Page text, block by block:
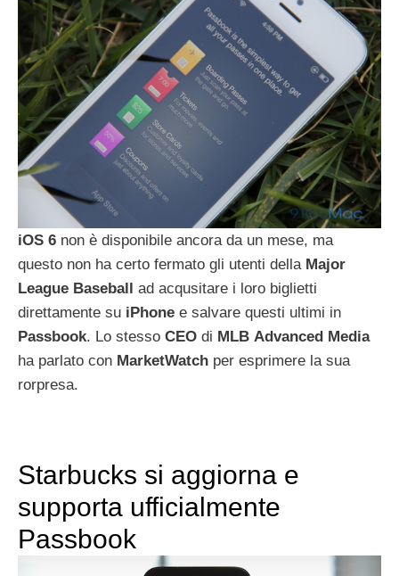
iOS 6 non è disponibile ancora da un mese, ma
questo non ha certo fermato gli utenti della Major
League Baseball ad acqusitare i loro biglietti
direttamente su iPhone e salvare questi ultimi in
Passbook. Lo stesso CEO di MLB Advanced Media
ha parlato con MarketWatch per esprimere la sua
rorpresa.
Starbucks si aggiorna e
supporta ufficialmente
Passbook